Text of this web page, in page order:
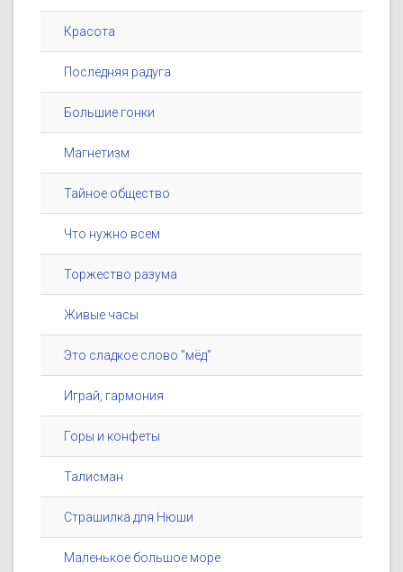
Красота
Последняя радуга
Большие гонки
Магнетизм
Тайное общество
Что нужно всем
Торжество разума
Живые часы
Это сладкое слово "мёд"
Играй, гармония
Горы и конфеты
Талисман
Страшилка для Нюши
Маленькое большое море